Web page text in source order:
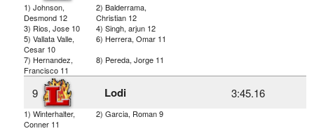
1) Johnson,
Desmond 12
2) Balderrama,
Christian 12
3) Rios, Jose 10
4) Singh, arjun 12
5) Vallata Valle,
Cesar 10
6) Herrera, Omar 11
7) Hernandez,
Francisco 11
8) Pereda, Jorge 11
9 Lodi 3:45.16
1) Winterhalter,
Conner 11
2) Garcia, Roman 9